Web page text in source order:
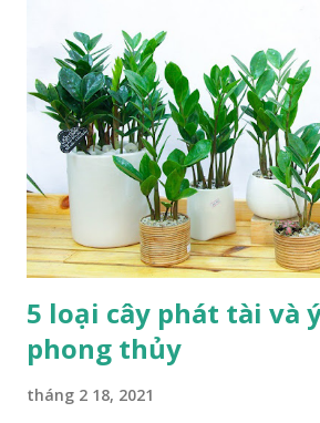
tâm hành chính, bảo tàng và dọc nhiều
dân Buôn Ma Thuột tự hào vì những
bao đời gìn giữ văn hóa, che chở nhiều
sinh ra và trưởng thành. Ít có vùng đất
Thuột mà trong lòng phố lại có những
trung tâm. Trong một lần trò chuyện,
tuổi) người con ở Buôn Ako Dhong tự
rằng, Buôn Ako Dho...
5 loại cây phát tài và
phong thủy
tháng 2 18, 2021